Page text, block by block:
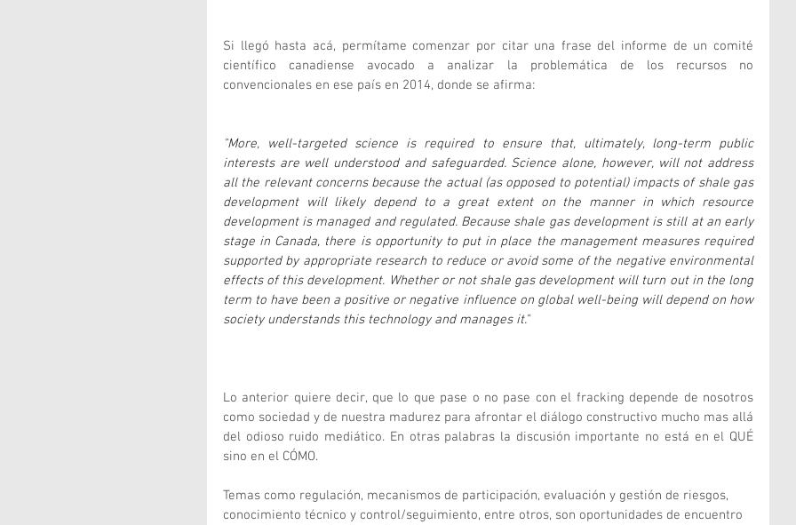
Si llegó hasta acá, permítame comenzar por citar una frase del informe de un comité
científico canadiense avocado a analizar la problemática de los recursos no
convencionales en ese país en 2014, donde se afirma:
"More, well-targeted science is required to ensure that, ultimately, long-term public
interests are well understood and safeguarded. Science alone, however, will not address
all the relevant concerns because the actual (as opposed to potential) impacts of shale gas
development will likely depend to a great extent on the manner in which resource
development is managed and regulated. Because shale gas development is still at an early
stage in Canada, there is opportunity to put in place the management measures required
supported by appropriate research to reduce or avoid some of the negative environmental
effects of this development. Whether or not shale gas development will turn out in the long
term to have been a positive or negative influence on global well-being will depend on how
society understands this technology and manages it."
Lo anterior quiere decir, que lo que pase o no pase con el fracking depende de nosotros
como sociedad y de nuestra madurez para afrontar el diálogo constructivo mucho mas allá
del odioso ruido mediático. En otras palabras la discusión importante no está en el QUÉ
sino en el CÓMO.
Temas como regulación, mecanismos de participación, evaluación y gestión de riesgos,
conocimiento técnico y control/seguimiento, entre otros, son oportunidades de encuentro